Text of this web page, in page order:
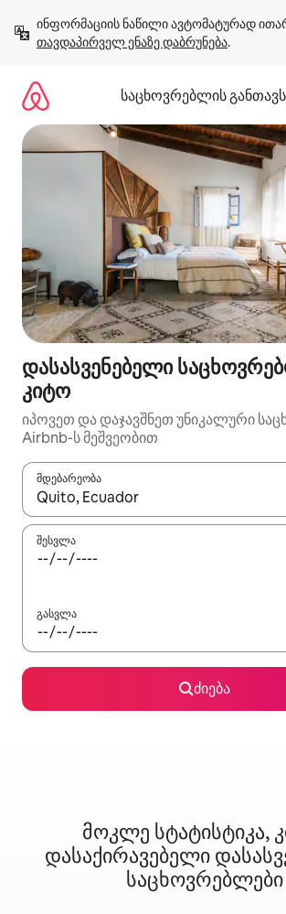
გადასვლა
თავდაპირველ ენაზე დაბრუნება.
საცხოვრებლის
დასასვენებელი
კიტო
იპოვეთ და დაჯავშნეთ უნიკალური
Airbnb-ს მეშვეობით
მდებარეობა
როცა შედეგები ხელმისაწვდომი
შესვლა
გასვლა
ძიება
მოკლე სტატისტიკა,
დასაქირავებელი
საცხოვრებლები